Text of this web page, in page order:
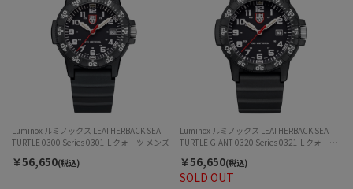
Luminox ルミノックス LEATHERBACK SEA
TURTLE 0300 Series 0301.L クォーツ メンズ
￥56,650(税込)
SOLD OUT
Luminox ルミノックス LEATHERBACK SEA
TURTLE GIANT 0320 Series 0321.L クォーツ
￥56,650(税込)